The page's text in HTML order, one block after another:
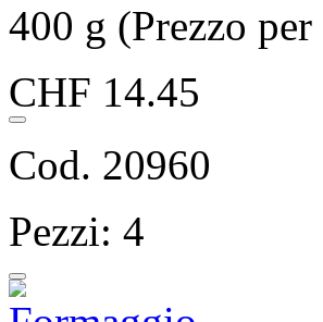
400 g (Prezzo
CHF 14.45
Cod. 20960
Pezzi: 4